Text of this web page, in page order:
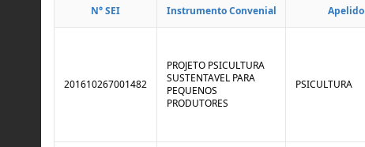
N° SEI Instrumento Convenial Apelido
201610267001482
PROJETO PSICULTURA
SUSTENTAVEL PARA
PEQUENOS
PRODUTORES
PSICULTURA